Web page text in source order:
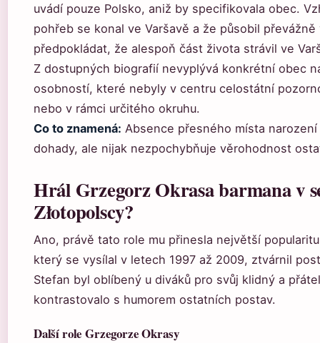
uvádí pouze Polsko, aniž by specifikovala obec.
pohřeb se konal ve Varšavě a že působil
předpokládat, že alespoň část života strávil ve
Z dostupných biografií nevyplývá konkrétní obec
osobností, které nebyly v centru celostátní
nebo v rámci určitého okruhu.
Co to znamená: Absence přesného místa
dohady, ale nijak nezpochybňuje věrohodnost
Hrál Grzegorz Okrasa barmana v
Złotopolscy?
Ano, právě tato role mu přinesla největší
který se vysílal v letech 1997 až 2009, ztvárnil
Stefan byl oblíbený u diváků pro svůj klidný a
kontrastovalo s humorem ostatních postav.
Další role Grzegorze Okrasy